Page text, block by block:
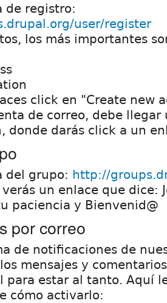
de registro:
user/register
los más importantes
click en "Create new
de correo, debe llegar
donde darás click a un
del grupo: http://
un enlace que dice:
paciencia y Bienvenid@
por correo
de notificaciones de
mensajes y
para estar al tanto. Aquí
cómo activarlo: